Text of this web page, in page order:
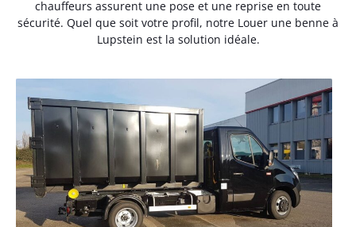
chauffeurs assurent une pose et une reprise en toute
sécurité. Quel que soit votre profil, notre Louer une benne à
Lupstein est la solution idéale.